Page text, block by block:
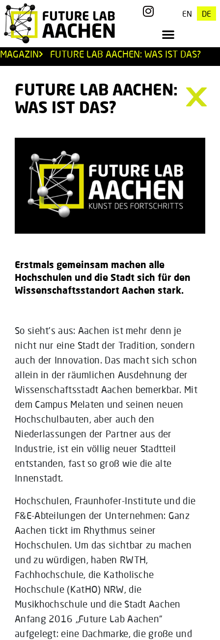
EN DE
MAGAZIN FUTURE LAB AACHEN: WAS IST DAS?
FUTURE LAB AACHEN:
WAS IST DAS?
Erstmals gemeinsam machen alle
Hochschulen und die Stadt sich für den
Wissenschaftsstandort Aachen stark.
So sieht’s aus: Aachen ist mehr denn je
nicht nur eine Stadt der Tradition, sondern
auch der Innovation. Das macht sich schon
allein in der räumlichen Ausdehnung der
Wissenschaftsstadt Aachen bemerkbar. Mit
dem Campus Melaten und seinen neuen
Hochschulbauten, aber auch den
Niederlassungen der Partner aus der
Industrie, ist ein völlig neuer Stadtteil
entstanden, fast so groß wie die alte
Innenstadt.
Hochschulen, Fraunhofer-Institute und die
F&E-Abteilungen der Unternehmen: Ganz
Aachen tickt im Rhythmus seiner
Hochschulen. Um das sichtbar zu machen
und zu würdigen, haben RWTH,
Fachhochschule, die Katholische
Hochschule (KatHO) NRW, die
Musikhochschule und die Stadt Aachen
Anfang 2016 „Future Lab Aachen“
aufgelegt: eine Dachmarke, die große und